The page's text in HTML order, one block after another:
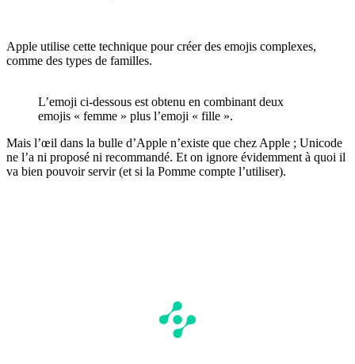
Apple utilise cette technique pour créer des emojis complexes,
comme des types de familles.
L’emoji ci-dessous est obtenu en combinant deux
emojis « femme » plus l’emoji « fille ».
Mais l’œil dans la bulle d’Apple n’existe que chez Apple ; Unicode
ne l’a ni proposé ni recommandé. Et on ignore évidemment à quoi il
va bien pouvoir servir (et si la Pomme compte l’utiliser).